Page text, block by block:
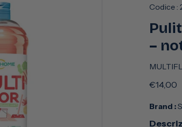
Codice :
–
Prezzo
listino
€14,00
Brand :